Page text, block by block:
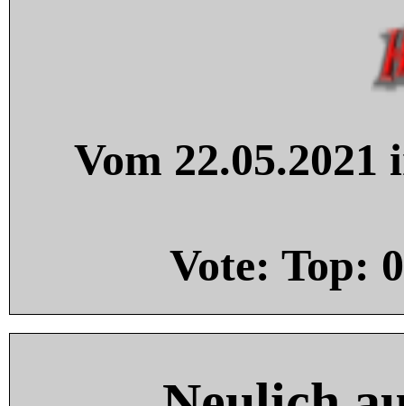
Vom
Vote: Top: 0